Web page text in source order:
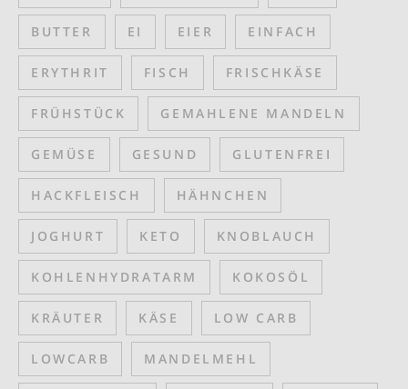
BUTTER EI EIER EINFACH
ERYTHRIT FISCH FRISCHKÄSE
FRÜHSTÜCK GEMAHLENE MANDELN
GEMÜSE GESUND GLUTENFREI
HACKFLEISCH HÄHNCHEN
JOGHURT KETO KNOBLAUCH
KOHLENHYDRATARM KOKOSÖL
KRÄUTER KÄSE LOW CARB
LOWCARB MANDELMEHL